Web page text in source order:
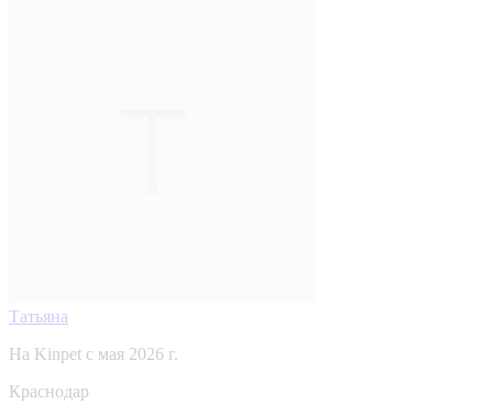
Татьяна
На Kinpet c мая 2026 г.
Краснодар